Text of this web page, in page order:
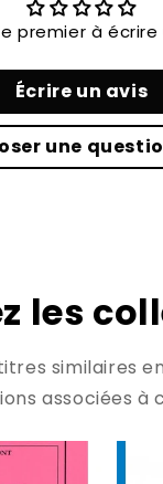
premier à écrire
Écrire un avis
une
les
similaires
associées à